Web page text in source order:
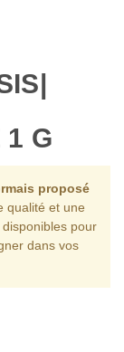
1 G
proposé
qualité et une
pour
dans vos